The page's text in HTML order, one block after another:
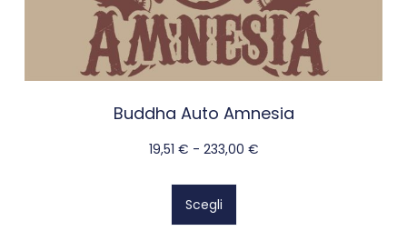
Buddha Auto Amnesia
19,51 € - 233,00 €
Scegli